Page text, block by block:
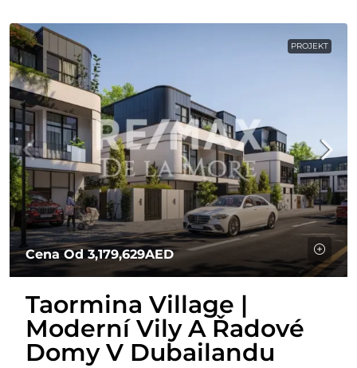
PROJEKT
Cena Od3,179,629AED
Taormina Village |
Moderní Vily A Řadové
Domy V Dubailandu